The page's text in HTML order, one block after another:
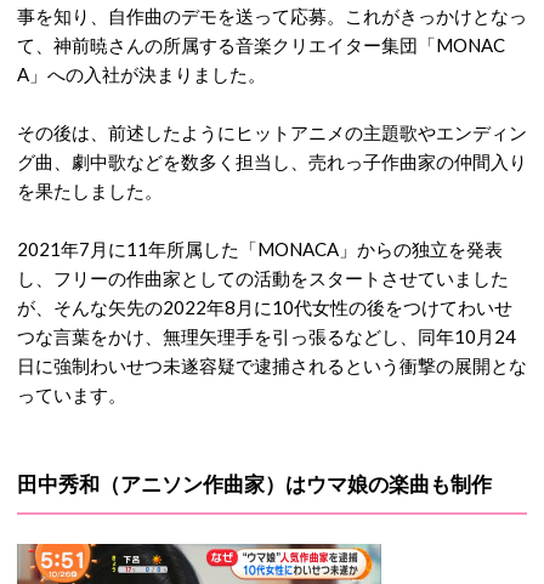
事を知り、自作曲のデモを送って応募。これがきっかけとなっ
て、神前暁さんの所属する音楽クリエイター集団「MONAC
A」への入社が決まりました。
その後は、前述したようにヒットアニメの主題歌やエンディン
グ曲、劇中歌などを数多く担当し、売れっ子作曲家の仲間入り
を果たしました。
2021年7月に11年所属した「MONACA」からの独立を発表
し、フリーの作曲家としての活動をスタートさせていました
が、そんな矢先の2022年8月に10代女性の後をつけてわいせ
つな言葉をかけ、無理矢理手を引っ張るなどし、同年10月24
日に強制わいせつ未遂容疑で逮捕されるという衝撃の展開とな
っています。
田中秀和（アニソン作曲家）はウマ娘の楽曲も制作